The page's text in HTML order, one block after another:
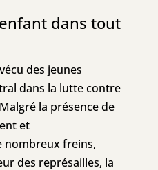
dans tout
des jeunes
dans la lutte contre
la présence de
et
nombreux freins,
des représailles, la